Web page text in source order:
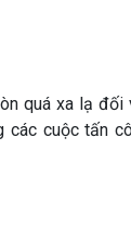
quá xa lạ đối
các cuộc tấn